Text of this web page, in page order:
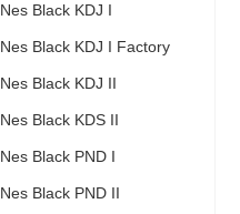
Nes Black KDJ I
Nes Black KDJ I Factory
Nes Black KDJ II
Nes Black KDS II
Nes Black PND I
Nes Black PND II